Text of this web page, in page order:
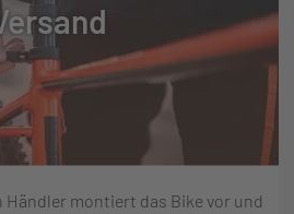
Händler montiert das Bike vor und